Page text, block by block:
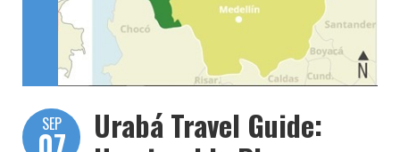
SEP
Urabá Travel Guide: